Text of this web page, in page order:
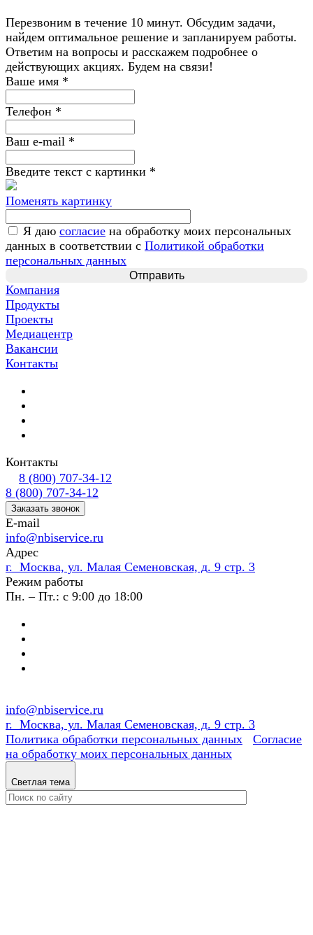
Перезвоним в течение 10 минут. Обсудим задачи,
найдем оптимальное решение и запланируем работы.
Ответим на вопросы и расскажем подробнее о
действующих акциях. Будем на связи!
Ваше имя *
Телефон *
Ваш e-mail *
Введите текст с картинки *
Поменять картинку
Я даю согласие на обработку моих персональных
данных в соответствии с Политикой обработки
персональных данных
Компания
Продукты
Проекты
Медиацентр
Вакансии
Контакты
Контакты
8 (800) 707-34-12
8 (800) 707-34-12
Заказать звонок
E-mail
info@nbiservice.ru
Адрес
г. Москва, ул. Малая Семеновская, д. 9 стр. 3
Режим работы
Пн. – Пт.: с 9:00 до 18:00
info@nbiservice.ru
г. Москва, ул. Малая Семеновская, д. 9 стр. 3
Политика обработки персональных данных
Согласие
на обработку моих персональных данных
Светлая тема